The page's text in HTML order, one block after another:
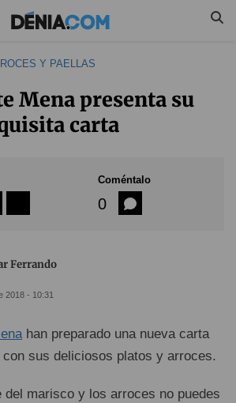
Y PAELLAS
Mena presenta su
carta
Coméntalo
0
Ferrando
2018 - 10:31
han preparado una nueva carta
sus deliciosos platos y arroces.
del marisco y los arroces no puedes